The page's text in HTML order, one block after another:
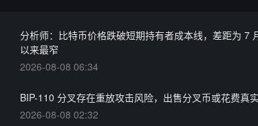
分析师：比特币价格跌破短期持有者成本线，差距为 7
以来最窄
2026-08-08 06:34
BIP-110 分叉存在重放攻击风险，出售分叉币或花费真
2026-08-08 02:32